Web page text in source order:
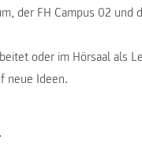
der FH Campus 02 und
oder im Hörsaal als
neue Ideen.